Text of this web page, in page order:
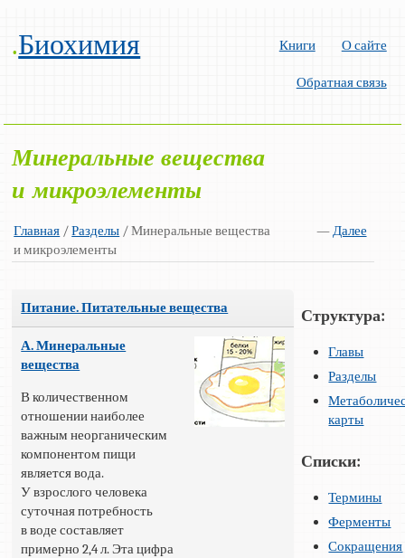
.Биохимия Книги О сайте
Обратная связь
Минеральные вещества
и микроэлементы
Главная / —Далее
Разделы / Минеральные вещества
и микроэлементы
Питание. Питательные вещества
А. Минеральные
вещества
В количественном
отношении наиболее
важным неорганическим
компонентом пищи
является вода.
У взрослого человека
суточная потребность
в воде составляет
примерно 2,4 л. Эта цифра
Структура:
Главы
Разделы
карты
Списки:
Термины
Ферменты
Сокращения